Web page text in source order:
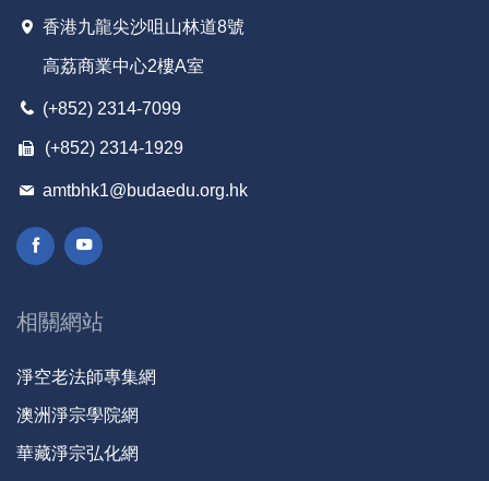
香港九龍尖沙咀山林道8號
高荔商業中心2樓A室
(+852) 2314-7099
(+852) 2314-1929
amtbhk1@budaedu.org.hk
相關網站
淨空老法師專集網
澳洲淨宗學院網
華藏淨宗弘化網